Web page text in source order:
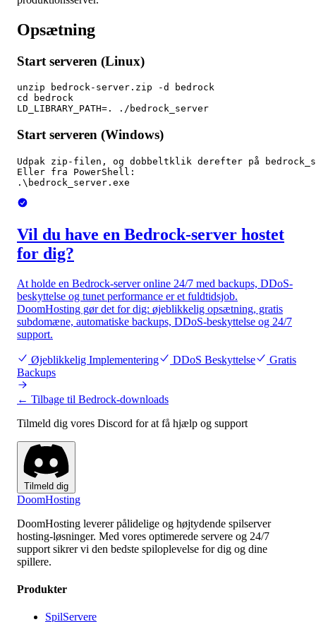
Opsætning
Start serveren (Linux)
unzip bedrock-server.zip -d bedrock
cd bedrock
LD_LIBRARY_PATH=. ./bedrock_server
Start serveren (Windows)
Udpak zip-filen, og dobbeltklik derefter på
Eller fra PowerShell:
.\bedrock_server.exe
Vil du have en Bedrock-server hostet
for dig?
At holde en Bedrock-server online 24/7 med backups, DDoS-
beskyttelse og tunet performance er et fuldtidsjob.
DoomHosting gør det for dig: øjeblikkelig opsætning, gratis
subdomæne, automatiske backups, DDoS-beskyttelse og 24/7
support.
Øjeblikkelig Implementering DDoS Beskyttelse
Gratis
Backups
← Tilbage til Bedrock-downloads
Tilmeld dig vores Discord for at få hjælp og support
Tilmeld dig
DoomHosting
DoomHosting leverer pålidelige og højtydende spilserver
hosting-løsninger. Med vores optimerede servere og 24/7
support sikrer vi den bedste spiloplevelse for dig og dine
spillere.
Produkter
SpilServere